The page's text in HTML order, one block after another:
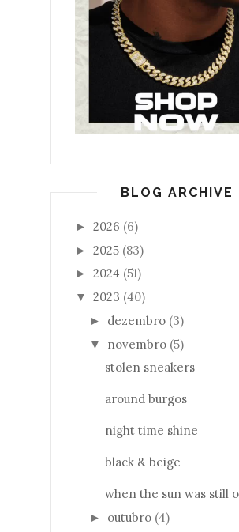
BLOG ARCHIVE
► 2026 (6)
► 2025 (83)
► 2024 (51)
▼ 2023 (40)
► dezembro (3)
▼ novembro (5)
stolen sneakers
around burgos
night time shine
black & beige
when the sun was still
► outubro (4)